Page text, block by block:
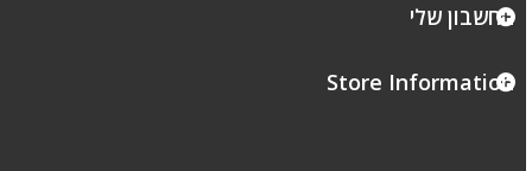
החשבון שלי
Store Information